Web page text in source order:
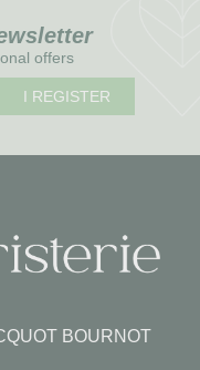
offers
I REGISTER
BOURNOT